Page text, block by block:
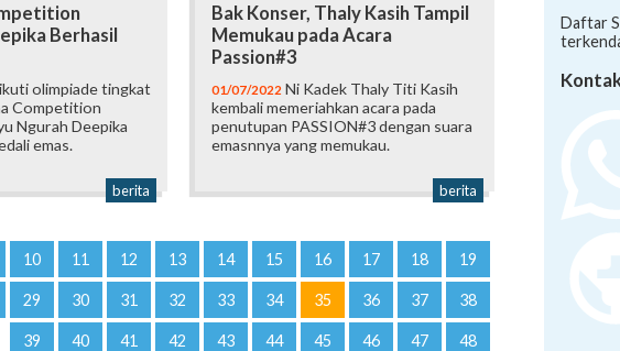
Berhasil
olimpiade tingkat
Competition
Ngurah Deepika
emas.
berita
Bak Konser, Thaly Kasih Tampil
Memukau pada Acara
Passion#3
01/07/2022 Ni Kadek Thaly Titi Kasih
kembali memeriahkan acara pada
penutupan PASSION#3 dengan suara
emasnnya yang memukau.
berita
10 11 12 13 14 15 16 17 18 19
29 30 31 32 33 34 35 36 37 38
39 40 41 42 43 44 45 46 47 48
Daftar